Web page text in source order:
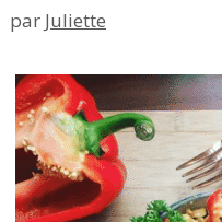
par Juliette